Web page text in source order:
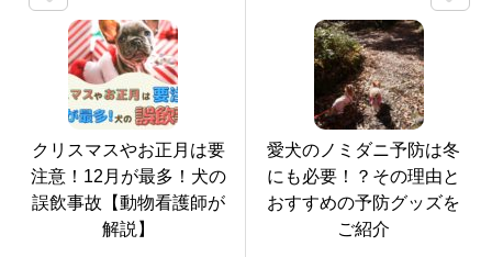
クリスマスやお正月は要
注意！12月が最多！犬の
誤飲事故【動物看護師が
解説】
愛犬のノミダニ予防は冬
にも必要！？その理由と
おすすめの予防グッズを
ご紹介